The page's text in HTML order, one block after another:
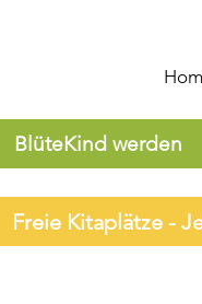
BlüteKind werden
Freie Kitaplätze -